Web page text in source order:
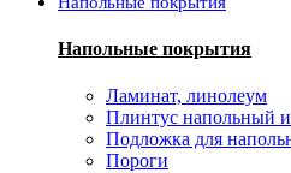
Напольные покрытия
Ламинат, линолеум
Плинтус напольный и
Подложка для
Пороги